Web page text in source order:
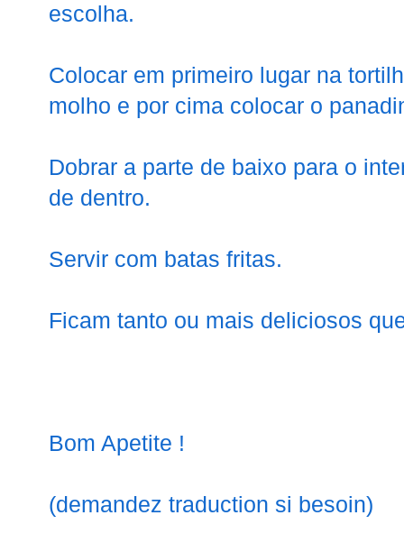
escolha.
Colocar em primeiro lugar na
molho e por cima colocar o
Dobrar a parte de baixo para o
de dentro.
Servir com batas fritas.
Ficam tanto ou mais deliciosos
Bom Apetite !
(demandez traduction si besoin)